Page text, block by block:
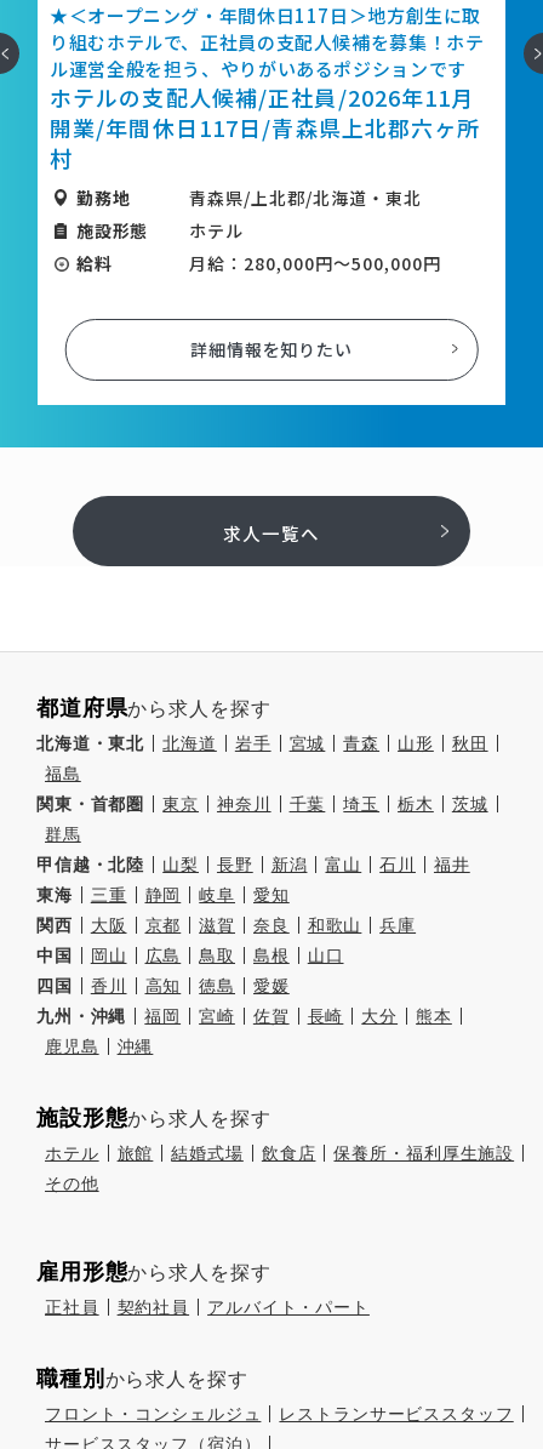
★＜オープニング・年間休日117日＞地方創生に取
り組むホテルで、正社員の支配人候補を募集！ホテ
ル運営全般を担う、やりがいあるポジションです
ホテルの支配人候補/正社員/2026年11月
開業/年間休日117日/青森県上北郡六ヶ所
村
勤務地
青森県/上北郡/北海道・東北
施設形態
ホテル
給料
月給：280,000円～500,000円
詳細情報を知りたい
次
求人一覧へ
都道府県から求人を探す
北海道・東北 北海道 岩手 宮城 青森 山形
秋田
福島
関東・首都圏
東京 神奈川 千葉 埼玉 栃木
茨城
群馬
甲信越・北陸
山梨 長野 新潟 富山 石川
福井
東海
三重 静岡 岐阜
愛知
関西
大阪 京都 滋賀 奈良 和歌山
兵庫
中国
岡山 広島 鳥取 島根
山口
四国
香川 高知 徳島
愛媛
九州・沖縄
福岡 宮崎 佐賀 長崎 大分
熊本
鹿児島
沖縄
施設形態から求人を探す
ホテル 旅館 結婚式場 飲食店
保養所・福利厚生施設
その他
雇用形態から求人を探す
正社員 契約社員 アルバイト・パート
職種別 から求人を探す
フロント・コンシェルジュ
レストランサービススタッフ
サービススタッフ（宿泊）